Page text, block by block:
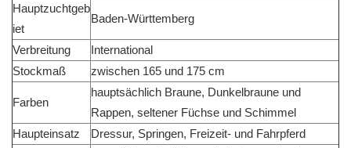
Hauptzuchtgeb
iet
Baden-Württemberg
Verbreitung
International
Stockmaß
zwischen 165 und 175 cm
Farben
hauptsächlich Braune, Dunkelbraune und
Rappen, seltener Füchse und Schimmel
Haupteinsatz
Dressur, Springen, Freizeit- und Fahrpferd